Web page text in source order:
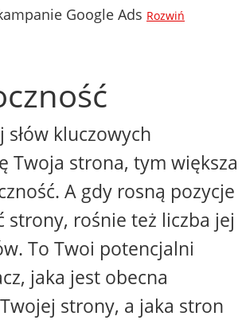
Google Ads Rozwiń
słów kluczowych
Twoja strona, tym większa
A gdy rosną pozycje
strony, rośnie też liczba jej
To Twoi potencjalni
jaka jest obecna
strony, a jaka stron